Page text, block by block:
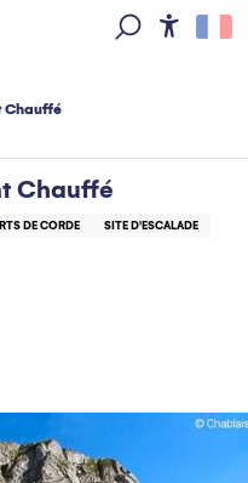
Chauffé
Chauffé
DE CORDE SITE D'ESCALADE